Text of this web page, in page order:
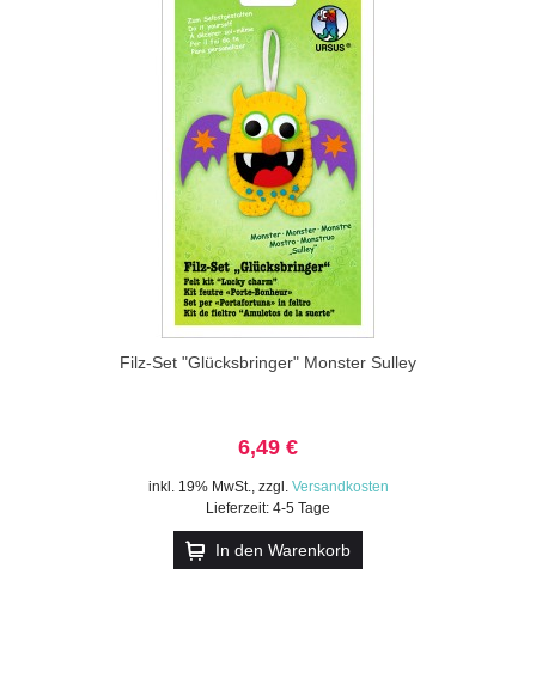
Filz-Set "Glücksbringer" Monster Sulley
6,49 €
inkl. 19% MwSt., zzgl. Versandkosten
Lieferzeit: 4-5 Tage
In den Warenkorb